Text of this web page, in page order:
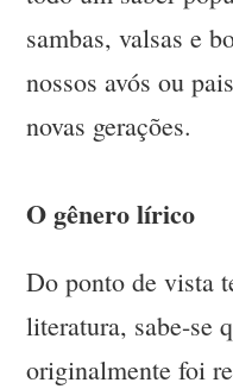
sambas, valsas e
nossos avós ou
novas gerações.
O gênero lírico
Do ponto de vista
literatura, sabe-se
originalmente foi